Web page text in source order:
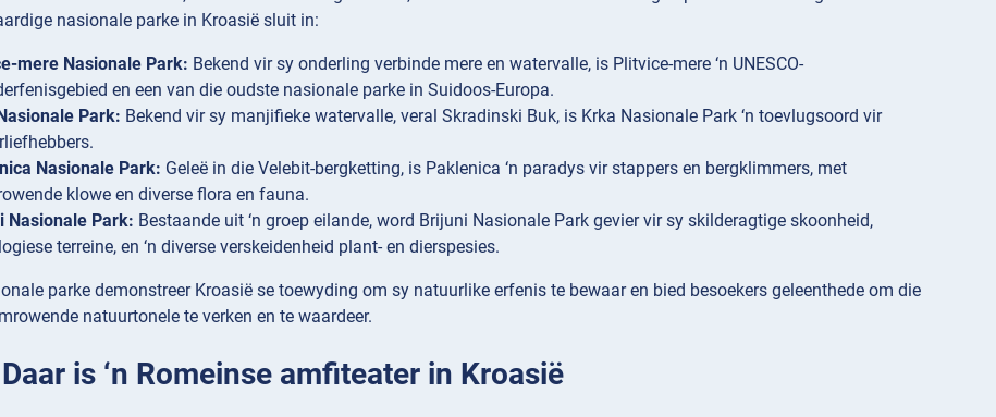
nasionale parke in Kroasië sluit in:
mere Nasionale Park: Bekend vir sy onderling verbinde mere en watervalle, is Plitvice-mere ‘n UNESCO-
en een van die oudste nasionale parke in Suidoos-Europa.
Park: Bekend vir sy manjifieke watervalle, veral Skradinski Buk, is Krka Nasionale Park ‘n toevlugsoord vir
Nasionale Park: Geleë in die Velebit-bergketting, is Paklenica ‘n paradys vir stappers en bergklimmers, met
klowe en diverse flora en fauna.
Nasionale Park: Bestaande uit ‘n groep eilande, word Brijuni Nasionale Park gevier vir sy skilderagtige skoonheid,
terreine, en ‘n diverse verskeidenheid plant- en dierspesies.
parke demonstreer Kroasië se toewyding om sy natuurlike erfenis te bewaar en bied besoekers geleenthede om die
natuurtonele te verken en te waardeer.
is ‘n Romeinse amfiteater in Kroasië